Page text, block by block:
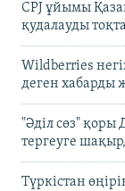
CPJ ұйымы
қудалауды
Wildberries
деген хабарды
"Әділ сөз" қоры
тергеуге
Түркістан